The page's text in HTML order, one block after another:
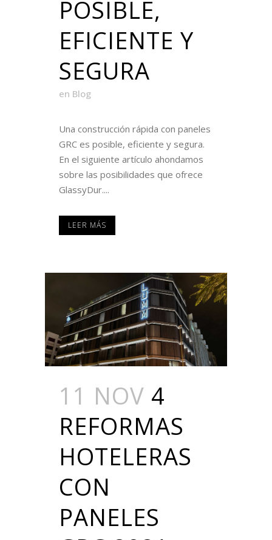
POSIBLE,
EFICIENTE Y
SEGURA
en Blog
Una construcción rápida con paneles
GRC es posible, eficiente y segura.
En el siguiente artículo ahondamos
sobre las posibilidades que ofrece
GlassyDur....
LEER MÁS
11 NOV 4
REFORMAS
HOTELERAS
CON
PANELES